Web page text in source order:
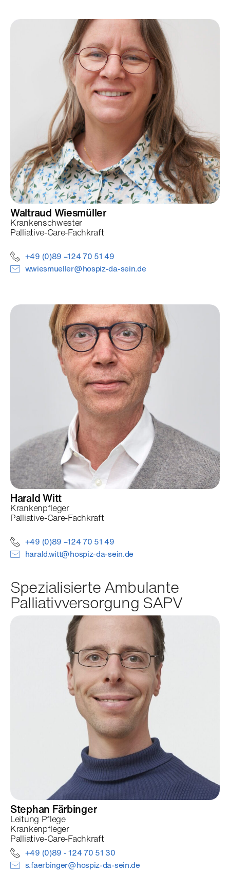
Waltraud Wiesmüller
Krankenschwester
Palliative-Care-Fachkraft
+49 (0)89 –124 70 51 49
w.wiesmueller@hospiz-da-sein.de
HaraldWitt
Krankenpfleger
Palliative-Care-Fachkraft
+49 (0)89 –124 70 51 49
harald.witt@hospiz-da-sein.de
Spezialisierte Ambulante
Palliativversorgung SAPV
Stephan Färbinger
Leitung Pflege
Krankenpfleger
Palliative-Care-Fachkraft
+49 (0)89 - 124 70 51 30
s.faerbinger@hospiz-da-sein.de